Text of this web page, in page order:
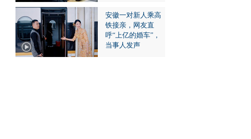
安徽一对新人乘高
铁接亲，网友直
呼“上亿的婚车”，
当事人发声